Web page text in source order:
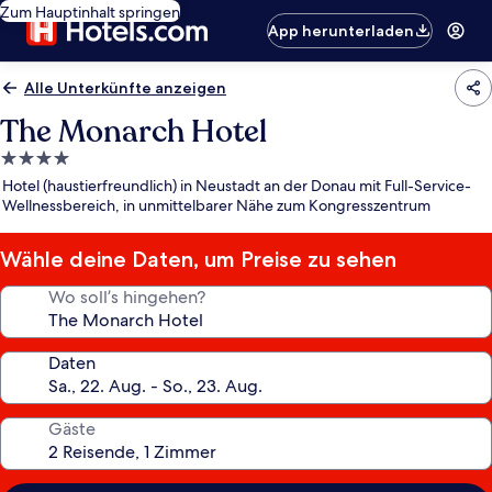
Zum Hauptinhalt springen
App herunterladen
Alle Unterkünfte anzeigen
The Monarch Hotel
4.0-
Sterne-
Unterkunft
Hotel (haustierfreundlich) in Neustadt an der Donau mit Full-Service-
Wellnessbereich, in unmittelbarer Nähe zum Kongresszentrum
Wähle deine Daten, um Preise zu sehen
Wo soll’s hingehen?
Daten
Gäste